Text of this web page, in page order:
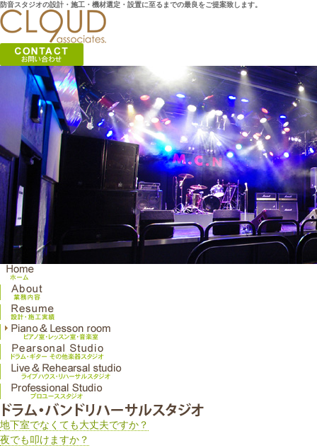
防音スタジオの設計・施工・機材選定・設置に至るまでの最良をご提案致します。
地下室でなくても大丈夫ですか？
夜でも叩けますか？